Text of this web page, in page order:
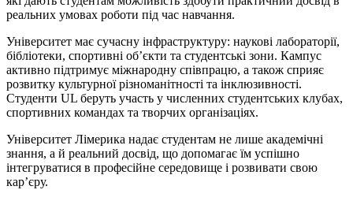
реальних умовах роботи під час навчання.
Університет має сучасну інфраструктуру: наукові лабораторії,
бібліотеки, спортивні об’єкти та студентські зони. Кампус
активно підтримує міжнародну співпрацю, а також сприяє
розвитку культурної різноманітності та інклюзивності.
Студенти UL беруть участь у численних студентських клубах,
спортивних командах та творчих організаціях.
Університет Лімерика надає студентам не лише академічні
знання, а й реальний досвід, що допомагає їм успішно
інтегруватися в професійне середовище і розвивати свою
кар’єру.